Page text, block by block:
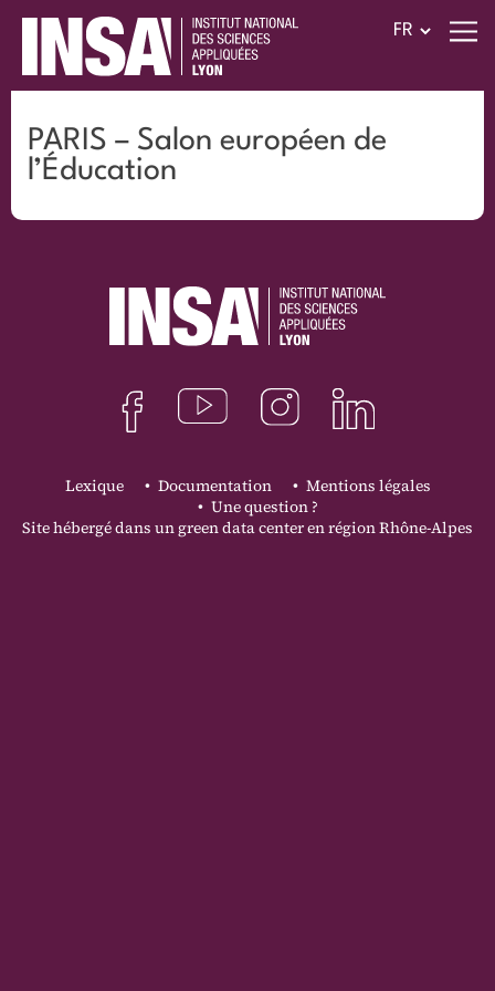
PARIS – Salon européen de
l’Éducation
Lexique Documentation
Mentions légales
Une question ?
Site hébergé dans un green data center en région Rhône-Alpes